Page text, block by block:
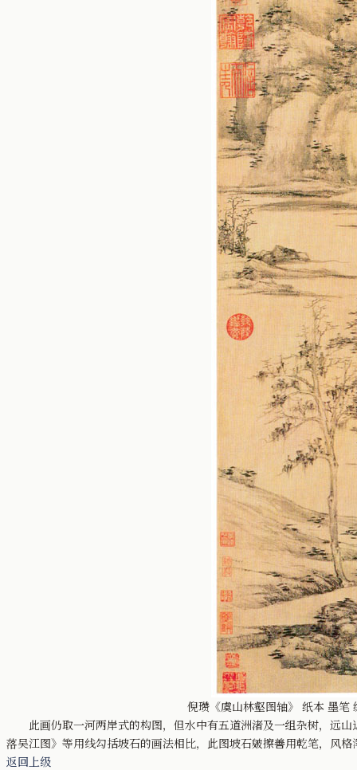
倪瓒《虞山林壑图轴》 纸本 墨笔
此画仍取一河两岸式的构图，但水中有五道洲渚及一组杂树，远山
落吴江图》等用线勾括坡石的画法相比，此图坡石皴擦善用乾笔，风
返回上级